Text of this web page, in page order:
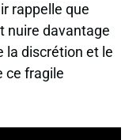
rappelle que
nuire davantage
la discrétion et le
ce fragile